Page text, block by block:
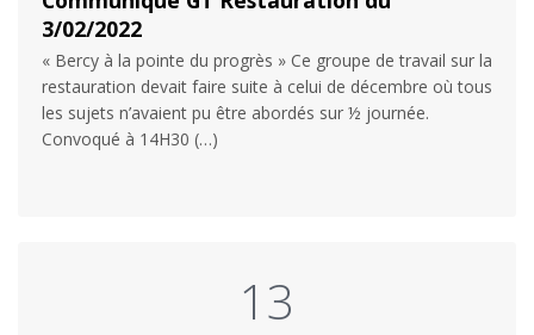
3/02/2022
« Bercy à la pointe du progrès » Ce groupe de travail sur la
restauration devait faire suite à celui de décembre où tous
les sujets n’avaient pu être abordés sur ½ journée.
Convoqué à 14H30 (…)
13